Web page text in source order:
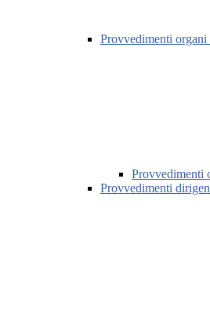
Provvedimenti
Provvedimenti
Provvedimenti